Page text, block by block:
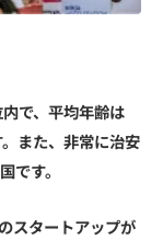
で、平均年齢は
また、非常に治安
です。
スタートアップが